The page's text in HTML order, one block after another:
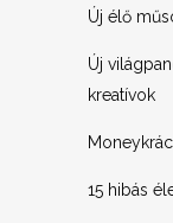
Új élő
Új
kreatívok
15 hibás